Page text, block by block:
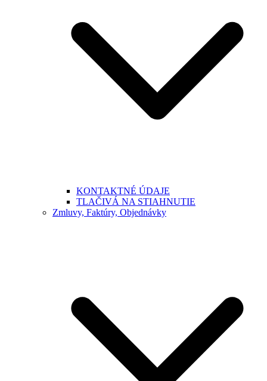
KONTAKTNÉ ÚDAJE
TLAČIVÁ NA STIAHNUTIE
Zmluvy, Faktúry, Objednávky